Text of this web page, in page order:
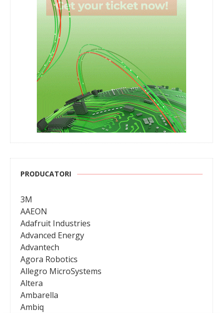
PRODUCATORI
3M
AAEON
Adafruit Industries
Advanced Energy
Advantech
Agora Robotics
Allegro MicroSystems
Altera
Ambarella
Ambiq